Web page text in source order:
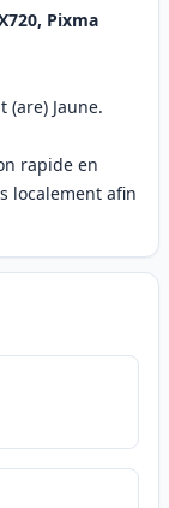
Pixma
(are) Jaune.
rapide en
localement afin